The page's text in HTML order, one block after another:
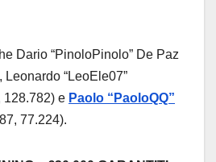
Dario “PinoloPinolo” De Paz
“LeoEle07”
128.782) e Paolo “PaoloQQ”
77.224).